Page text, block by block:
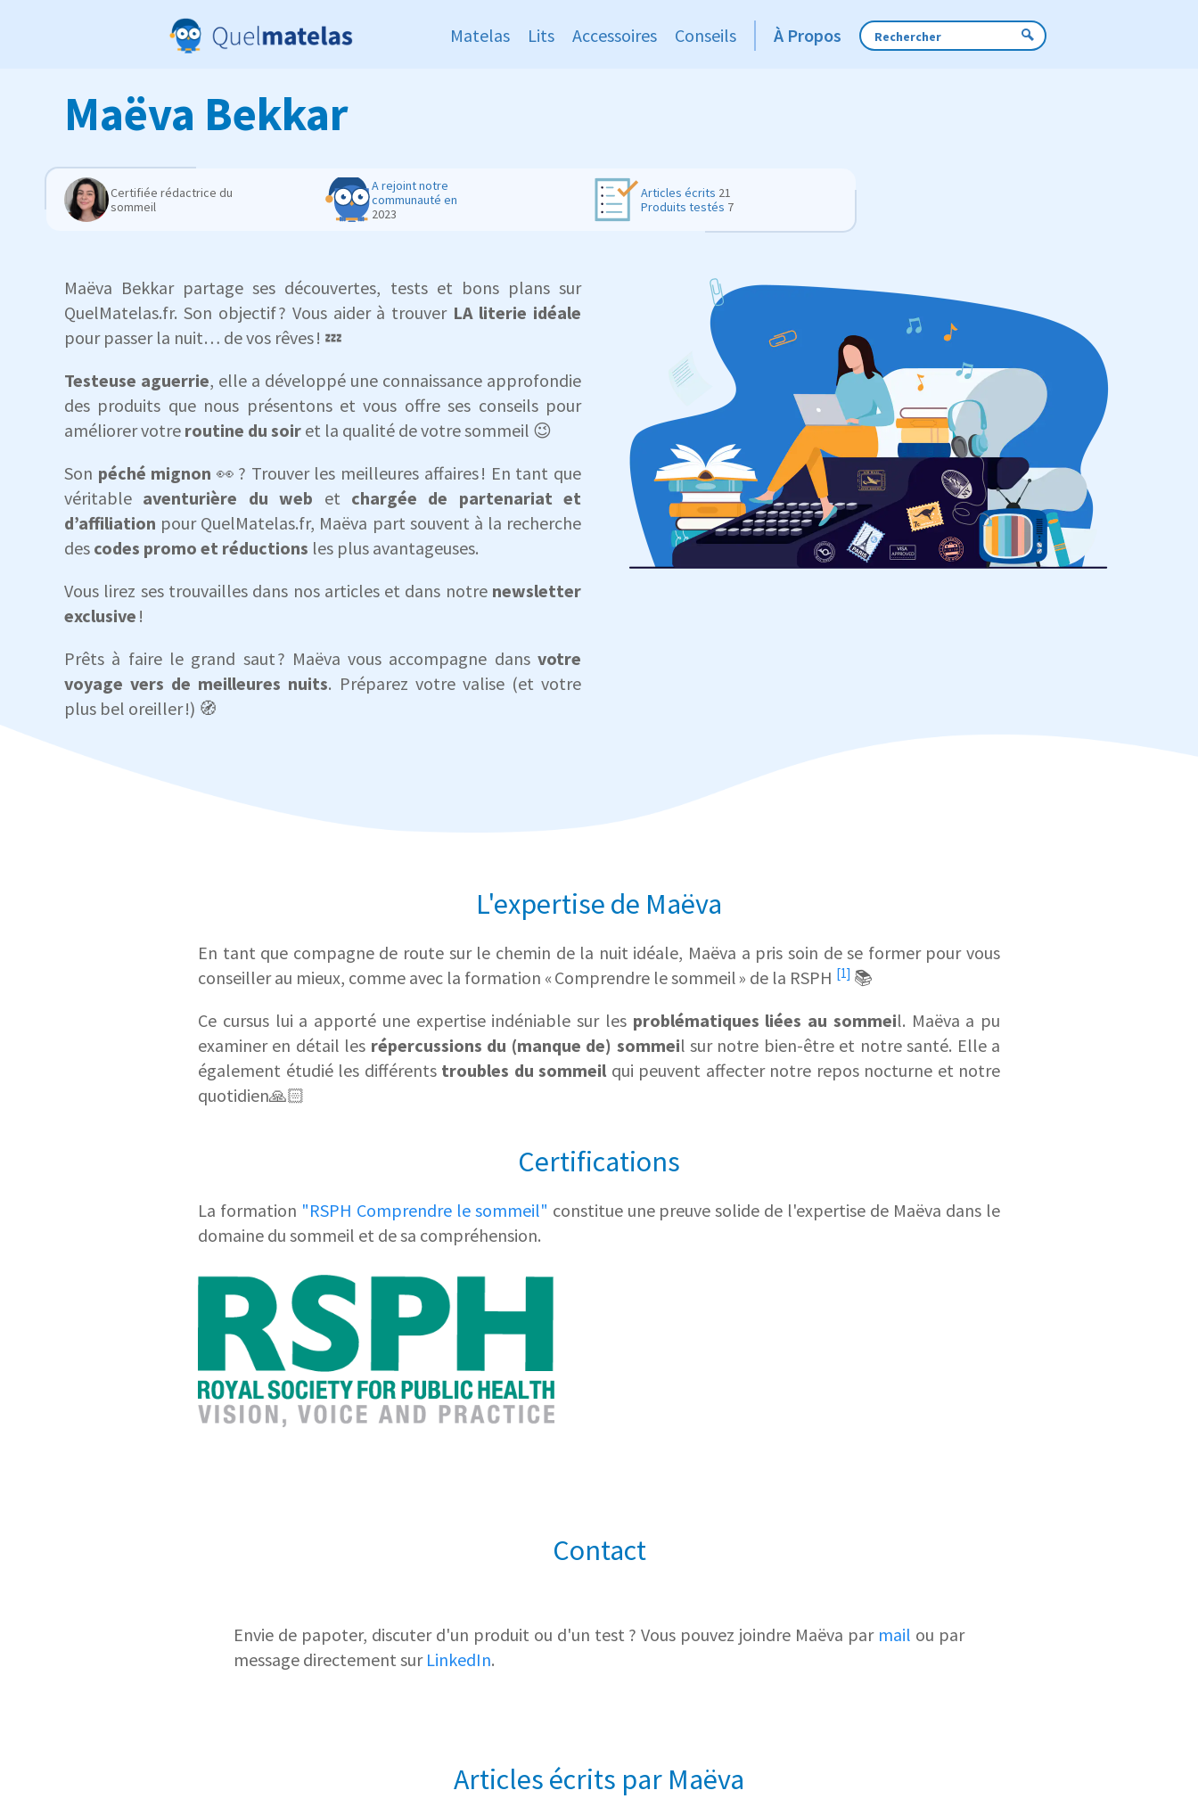
Matelas Lits Accessoires Conseils À Propos
Maëva Bekkar
Certifiée rédactrice du
sommeil
A rejoint notre
communauté en
2023
Articles écrits 21
Produits testés 7
Maëva Bekkar partage ses découvertes, tests et bons plans sur
QuelMatelas.fr. Son objectif ? Vous aider à trouver LA literie idéale
pour passer la nuit… de vos rêves ! 💤
Testeuse aguerrie, elle a développé une connaissance approfondie
des produits que nous présentons et vous offre ses conseils pour
améliorer votre routine du soir et la qualité de votre sommeil 😉
Son péché mignon 👀 ? Trouver les meilleures affaires ! En tant que
véritable aventurière du web et chargée de partenariat et
d’affiliation pour QuelMatelas.fr, Maëva part souvent à la recherche
des codes promo et réductions les plus avantageuses.
Vous lirez ses trouvailles dans nos articles et dans notre newsletter
exclusive !
Prêts à faire le grand saut ? Maëva vous accompagne dans votre
voyage vers de meilleures nuits. Préparez votre valise (et votre
plus bel oreiller !) 🧭
L'expertise de Maëva
En tant que compagne de route sur le chemin de la nuit idéale, Maëva a pris soin de se former pour vous
conseiller au mieux, comme avec la formation « Comprendre le sommeil » de la RSPH [1] 📚
Ce cursus lui a apporté une expertise indéniable sur les problématiques liées au sommeil. Maëva a pu
examiner en détail les répercussions du (manque de) sommeil sur notre bien-être et notre santé. Elle a
également étudié les différents troubles du sommeil qui peuvent affecter notre repos nocturne et notre
quotidien🙏🏻
Certifications
La formation "RSPH Comprendre le sommeil" constitue une preuve solide de l'expertise de Maëva dans le
domaine du sommeil et de sa compréhension.
Contact
Envie de papoter, discuter d'un produit ou d'un test ? Vous pouvez joindre Maëva par mail ou par
message directement sur LinkedIn.
Articles écrits par Maëva